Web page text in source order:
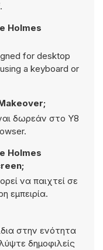
Holmes
for desktop
a keyboard or
δωρεάν στο Y8
Holmes
να παιχτεί σε
εμπειρία.
στην ενότητα
δημοφιλείς